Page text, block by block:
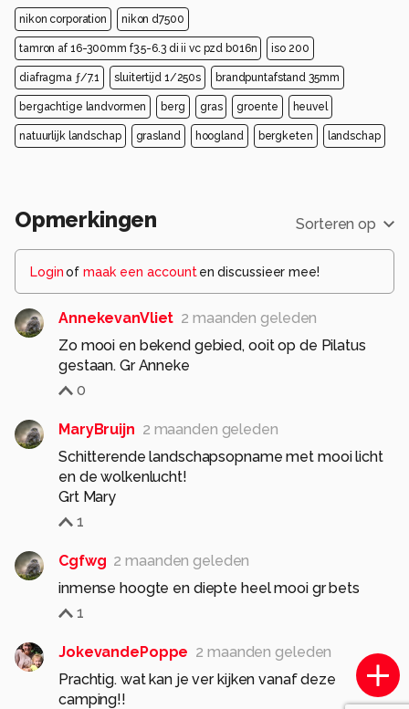
nikon corporation nikon d7500
tamron af 16-300mm f3.5-6.3 di ii vc pzd b016n iso 200
diafragma ƒ/7.1 sluitertijd 1/250s brandpuntafstand 35mm
bergachtige landvormen berg gras groente heuvel
natuurlijk landschap grasland hoogland bergketen landschap
Opmerkingen Sorteren op
Loginof maak een account en discussieer mee!
AnnekevanVliet 2 maanden geleden
Zo mooi en bekend gebied, ooit op de Pilatus
gestaan. Gr Anneke
0
MaryBruijn 2 maanden geleden
Schitterende landschapsopname met mooi licht
en de wolkenlucht!
Grt Mary
1
Cgfwg 2 maanden geleden
inmense hoogte en diepte heel mooi gr bets
1
JokevandePoppe 2 maanden geleden
Prachtig. wat kan je ver kijken vanaf deze
camping!!